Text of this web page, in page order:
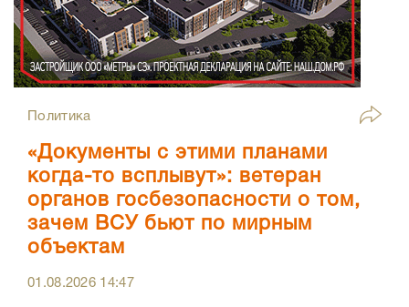
Политика
«Документы с этими планами
когда-то всплывут»: ветеран
органов госбезопасности о том,
зачем ВСУ бьют по мирным
объектам
01.08.2026 14:47